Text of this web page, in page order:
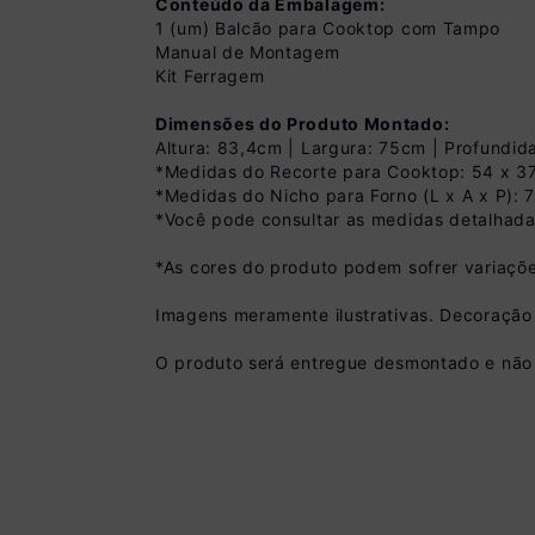
Pix
R$ 359,99 à vista
(10 % de desconto)
Você economiza
Conteúdo da Embalagem:
1 (um) Balcão para Cooktop com Tampo
Manual de Montagem
Kit Ferragem
Dimensões do Produto Montado:
Altura: 83,4cm | Largura: 75cm |
*Medidas do Recorte para Cooktop: 54 x
*Medidas do Nicho para Forno (L x A x P):
*Você pode consultar as medidas
*As cores do produto podem sofrer
Imagens meramente ilustrativas.
O produto será entregue desmontado e